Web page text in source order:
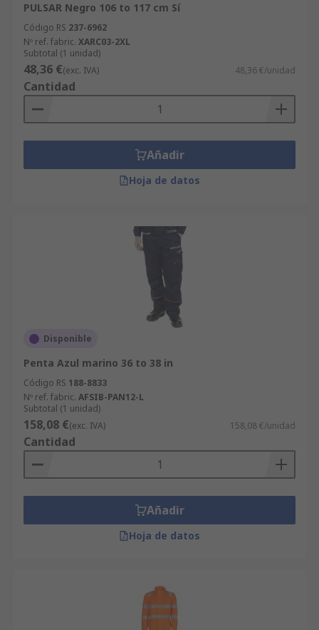
PULSAR Negro 106 to 117 cm Sí
Código RS 237-6962
Nº ref. fabric. XARC03-2XL
Subtotal (1 unidad)
48,36 €(exc. IVA) 48,36 €/unidad
Cantidad
Añadir
Hoja de datos
Disponible
Penta Azul marino 36 to 38 in
Código RS 188-8833
Nº ref. fabric. AFSIB-PAN12-L
Subtotal (1 unidad)
158,08 €(exc. IVA) 158,08 €/unidad
Cantidad
Añadir
Hoja de datos